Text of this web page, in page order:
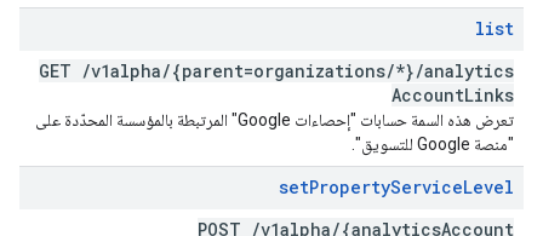
list
GET /v1alpha/{parent=organizations/*}/analytics
AccountLinks
تعرض هذه السمة حسابات "إحصاءات Google" المرتبطة بالمؤسسة المحدّدة على
"منصة Google للتسويق".
setPropertyServiceLevel
POST /v1alpha/{analyticsAccount